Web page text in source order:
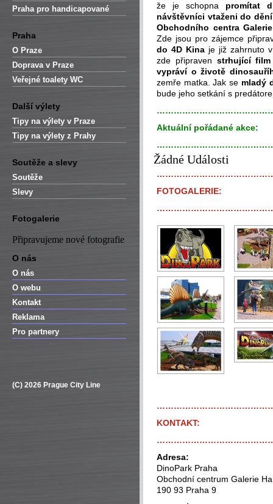
Praha pro handicapované
Praha
O Praze
Doprava v Praze
Veřejné toalety WC
Další výlety
Tipy na výlety v Praze
Tipy na výlety z Prahy
Soutěže a slevy
Soutěže
Slevy
Fotogalerie
Připravujeme nové fotografie
O nás
O nás
O webu
Kontakt
Reklama
Pro partnery
(C) 2026 Prague City Line
že je schopna promítat
návštěvníci vtaženi do
Obchodního centra
Zde jsou pro zájemce
do 4D Kina je již zahrnuto
zde připraven strhující film
vypráví o životě
zemře matka. Jak se mladý
bude jeho setkání s
Aktuální pořádané akce:
Žádné Události
FOTOGALERIE:
KONTAKT:
Adresa:
DinoPark Praha
Obchodní centrum Galerie
190 93 Praha 9